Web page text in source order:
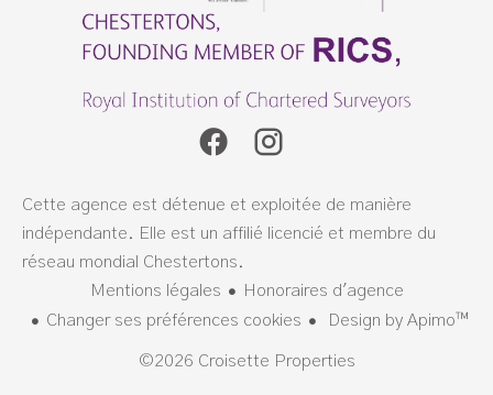
Cette agence est détenue et exploitée de manière
indépendante. Elle est un affilié licencié et membre du
réseau mondial Chestertons.
Mentions légales
Honoraires d'agence
Changer ses préférences cookies
Design by Apimo™
©2026 Croisette Properties